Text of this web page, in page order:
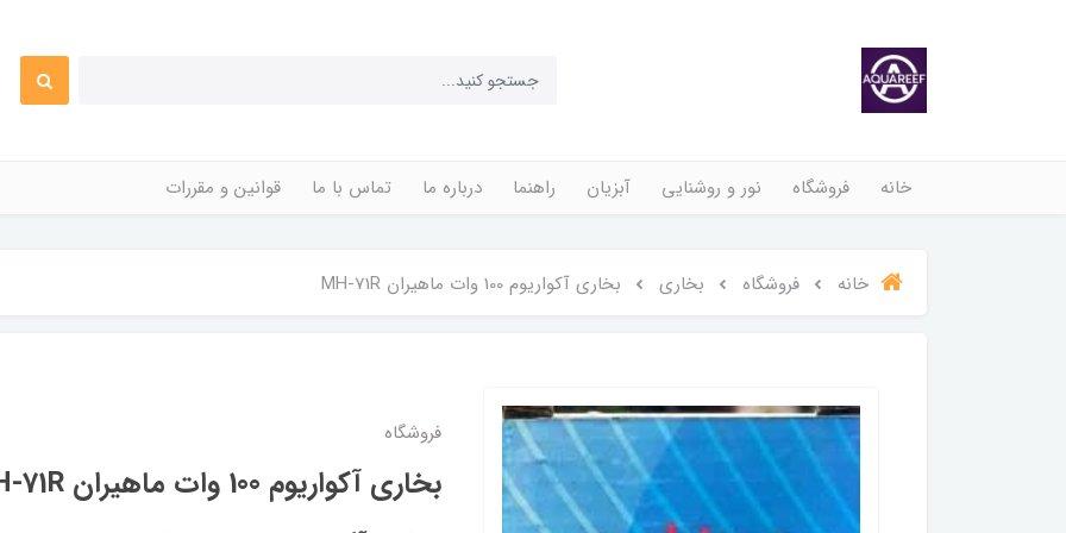
خانه فروشگاه نور و روشنایی آبزیان راهنما درباره ما تماس با ما قوانین و مقررات
خانه فروشگاه بخاری بخاری آکواریوم 100 وات ماهیران MH-71R
فروشگاه
بخاری آکواریوم 100 وات ماهیران MH-71R